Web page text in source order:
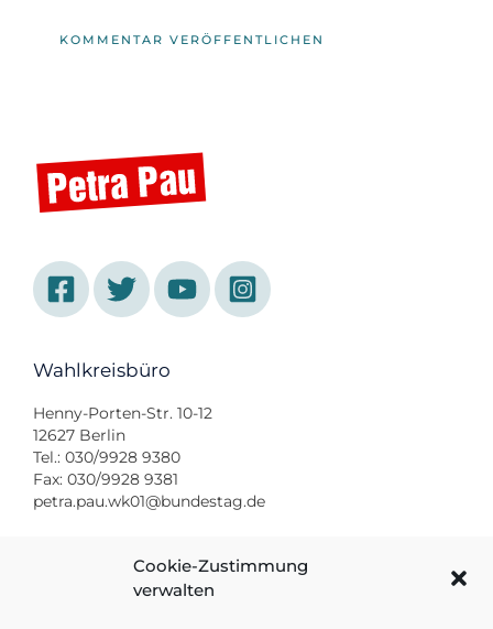
Cookie-Zustimmung
verwalten
Wahlkreisbüro
Henny-Porten-Str. 10-12
12627 Berlin
Tel.: 030/9928 9380
Fax: 030/9928 9381
petra.pau.wk01@bundestag.de
Bundestagsbüro